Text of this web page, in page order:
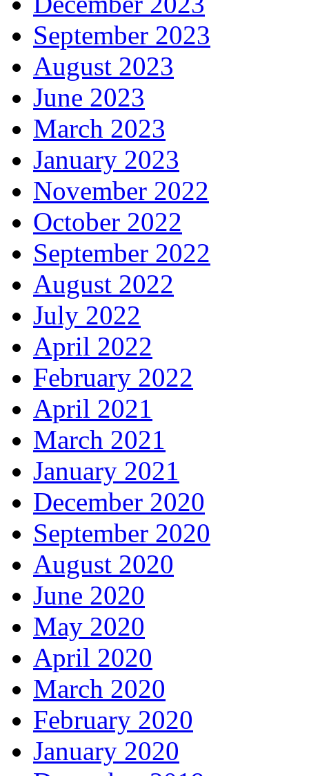
September 2023
August 2023
June 2023
March 2023
January 2023
November 2022
October 2022
September 2022
August 2022
July 2022
April 2022
February 2022
April 2021
March 2021
January 2021
December 2020
September 2020
August 2020
June 2020
May 2020
April 2020
March 2020
February 2020
January 2020